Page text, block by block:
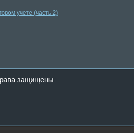
учете (часть 2)
защищены